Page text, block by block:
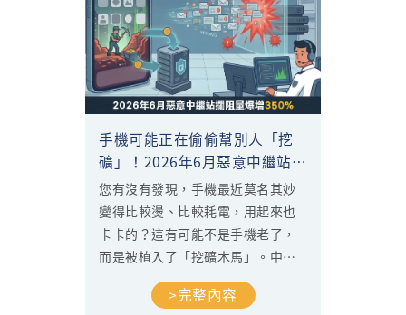
注意的細節。...
手機可能正在偷偷幫別人「挖
礦」！2026年6月惡意中繼站攔
阻量暴增350%
您有沒有發現，手機最近莫名其妙
變得比較燙、比較耗電，用起來也
卡卡的？這有可能不是手機老了，
而是被植入了「挖礦木馬」。中華
電信「防駭守門員」監測發現，
2026年6月行動裝置的「惡意中繼
>完整內容